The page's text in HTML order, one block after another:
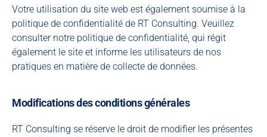
Votre utilisation du site web est également soumise à la
politique de confidentialité de RT Consulting. Veuillez
consulter notre politique de confidentialité, qui régit
également le site et informe les utilisateurs de nos
pratiques en matière de collecte de données.
Modifications des conditions générales
RT Consulting se réserve le droit de modifier les présentes